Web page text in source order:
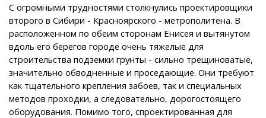
С огромными трудностями столкнулись проектировщики
второго в Сибири - Красноярского - метрополитена. В
расположенном по обеим сторонам Енисея и вытянутом
вдоль его берегов городе очень тяжелые для
строительства подземки грунты - сильно трещиноватые,
значительно обводненные и проседающие. Они требуют
как тщательного крепления забоев, так и специальных
методов проходки, а следовательно, дорогостоящего
оборудования. Помимо того, спроектированная для